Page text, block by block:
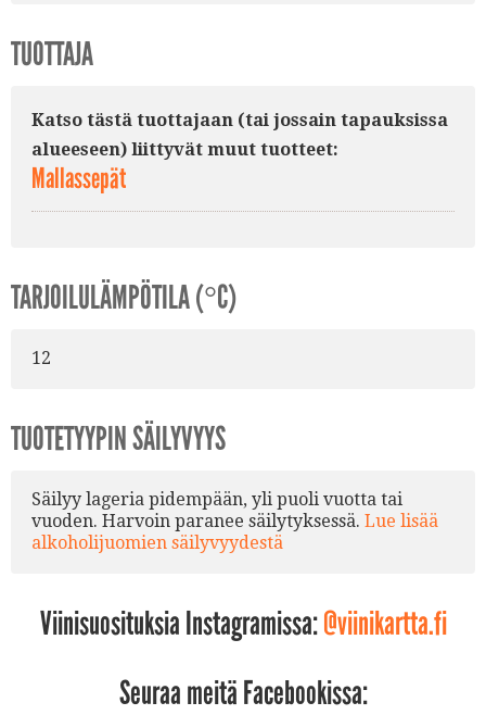
TUOTTAJA
Katso tästä tuottajaan (tai jossain tapauksissa
alueeseen) liittyvät muut tuotteet:
Mallassepät
TARJOILULÄMPÖTILA (°C)
12
TUOTETYYPIN SÄILYVYYS
Säilyy lageria pidempään, yli puoli vuotta tai
vuoden. Harvoin paranee säilytyksessä. Lue lisää
alkoholijuomien säilyvyydestä
Viinisuosituksia Instagramissa:@viinikartta.fi
Seuraa meitä Facebookissa: